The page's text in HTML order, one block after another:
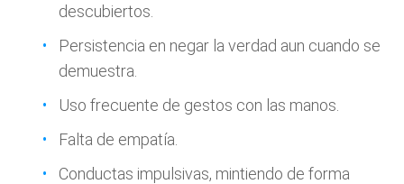
descubiertos.
Persistencia en negar la verdad aun cuando se
demuestra.
Uso frecuente de gestos con las manos.
Falta de empatía.
Conductas impulsivas, mintiendo de forma